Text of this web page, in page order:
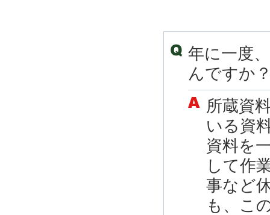
年に一度
んですか
所蔵資
いる資
資料を
して作
事など
も、こ